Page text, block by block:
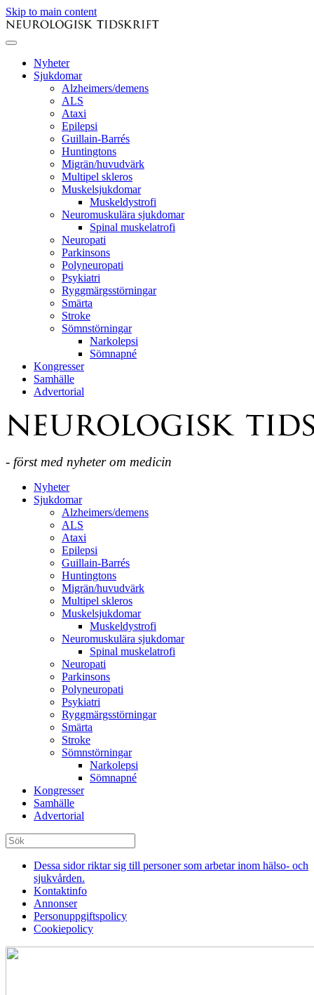
Skip to main content
Nyheter
Sjukdomar
Alzheimers/demens
ALS
Ataxi
Epilepsi
Guillain-Barrés
Huntingtons
Migrän/huvudvärk
Multipel skleros
Muskelsjukdomar
Muskeldystrofi
Neuromuskulära sjukdomar
Spinal muskelatrofi
Neuropati
Parkinsons
Polyneuropati
Psykiatri
Ryggmärgsstörningar
Smärta
Stroke
Sömnstörningar
Narkolepsi
Sömnapné
Kongresser
Samhälle
Advertorial
- först med nyheter om medicin
Nyheter
Sjukdomar
Alzheimers/demens
ALS
Ataxi
Epilepsi
Guillain-Barrés
Huntingtons
Migrän/huvudvärk
Multipel skleros
Muskelsjukdomar
Muskeldystrofi
Neuromuskulära sjukdomar
Spinal muskelatrofi
Neuropati
Parkinsons
Polyneuropati
Psykiatri
Ryggmärgsstörningar
Smärta
Stroke
Sömnstörningar
Narkolepsi
Sömnapné
Kongresser
Samhälle
Advertorial
Dessa sidor riktar sig till personer som arbetar inom hälso- och
sjukvården.
Kontaktinfo
Annonser
Personuppgiftspolicy
Cookiepolicy